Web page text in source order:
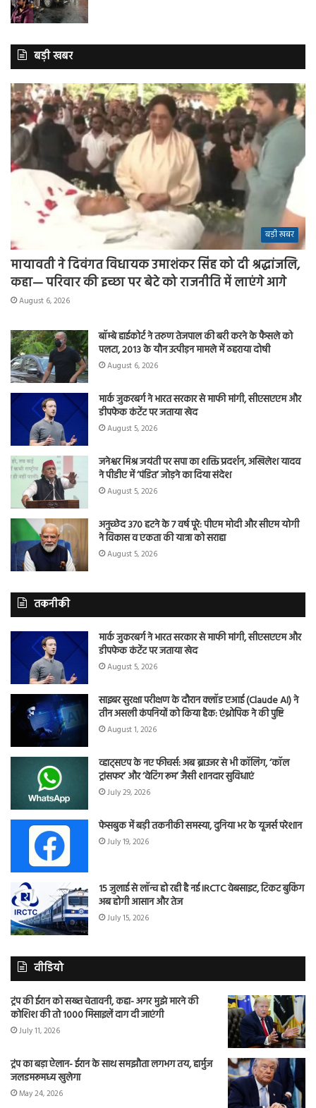
बड़ी खबर
बड़ी खबर
मायावती ने दिवंगत विधायक उमाशंकर सिंह को दी श्रद्धांजलि,
कहा— परिवार की इच्छा पर बेटे को राजनीति में लाएंगे आगे
August 6, 2026
बॉम्बे हाईकोर्ट ने तरुण तेजपाल की बरी करने के फैसले को
पलटा, 2013 के यौन उत्पीड़न मामले में ठहराया दोषी
August 6, 2026
मार्क जुकरबर्ग ने भारत सरकार से माफी मांगी, सीएसएएम और
डीपफेक कंटेंट पर जताया खेद
August 5, 2026
जनेश्वर मिश्र जयंती पर सपा का शक्ति प्रदर्शन, अखिलेश यादव
ने पीडीए में ‘पंडित’ जोड़ने का दिया संदेश
August 5, 2026
अनुच्छेद 370 हटने के 7 वर्ष पूरे: पीएम मोदी और सीएम योगी
ने विकास व एकता की यात्रा को सराहा
August 5, 2026
तकनीकी
मार्क जुकरबर्ग ने भारत सरकार से माफी मांगी, सीएसएएम और
डीपफेक कंटेंट पर जताया खेद
August 5, 2026
साइबर सुरक्षा परीक्षण के दौरान क्लॉड एआई (Claude AI) ने
तीन असली कंपनियों को किया हैक: एंथ्रोपिक ने की पुष्टि
August 1, 2026
व्हाट्सएप के नए फीचर्स: अब ब्राउजर से भी कॉलिंग, ‘कॉल
ट्रांसफर’ और ‘वेटिंग रूम’ जैसी शानदार सुविधाएं
July 29, 2026
फेसबुक में बड़ी तकनीकी समस्या, दुनिया भर के यूजर्स परेशान
July 19, 2026
15 जुलाई से लॉन्च हो रही है नई IRCTC वेबसाइट, टिकट बुकिंग
अब होगी आसान और तेज
July 15, 2026
वीडियो
ट्रंप की ईरान को सख्त चेतावनी, कहा- अगर मुझे मारने की
कोशिश की तो 1000 मिसाइलें दाग दी जाएंगी
July 11, 2026
ट्रंप का बड़ा ऐलान- ईरान के साथ समझौता लगभग तय, हार्मुज
जलडमरूमध्य खुलेगा
May 24, 2026